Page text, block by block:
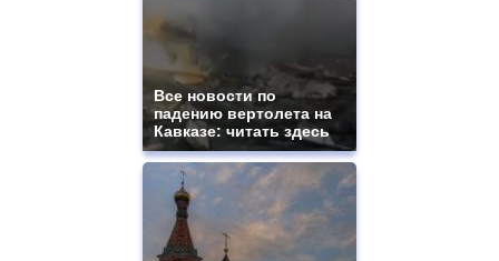
Все новости по
падению вертолета на
Кавказе: читать здесь